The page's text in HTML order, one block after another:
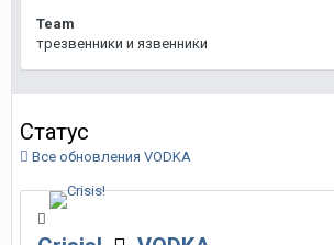
Team
трезвенники и язвенники
Статус
Все обновления VODKA